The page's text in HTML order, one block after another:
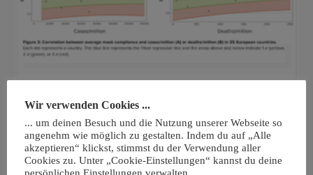
COVID-19-Ergebnissen in Europa
29.04.2022
Wir verwenden Cookies ...
... um deinen Besuch und die Nutzung unserer Webseite so
angenehm wie möglich zu gestalten. Indem du auf „Alle
akzeptieren“ klickst, stimmst du der Verwendung aller
Cookies zu. Unter „Cookie-Einstellungen“ kannst du deine